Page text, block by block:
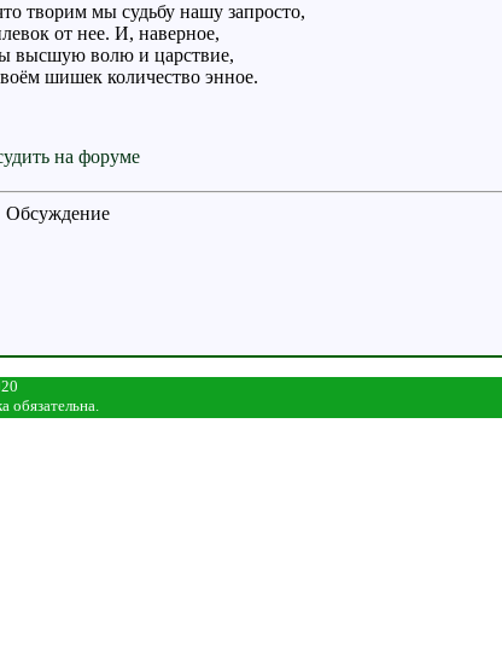
творим мы судьбу нашу запросто,
от нее. И, наверное,
высшую волю и царствие,
шишек количество энное.
на форуме
Обсуждение
обязательна.